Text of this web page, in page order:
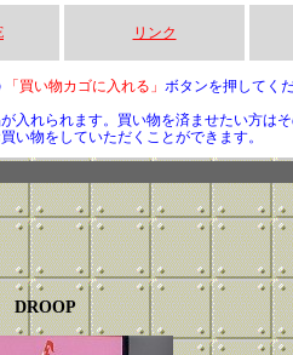
リンク
「買い物カゴに入れる」 ボタンを押してくだ
入れられます。買い物を済ませたい方は
い物をしていただくことができます。
DROOP